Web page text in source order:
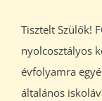
Tisztelt Szülők!
nyolcosztályos
évfolyamra
általános